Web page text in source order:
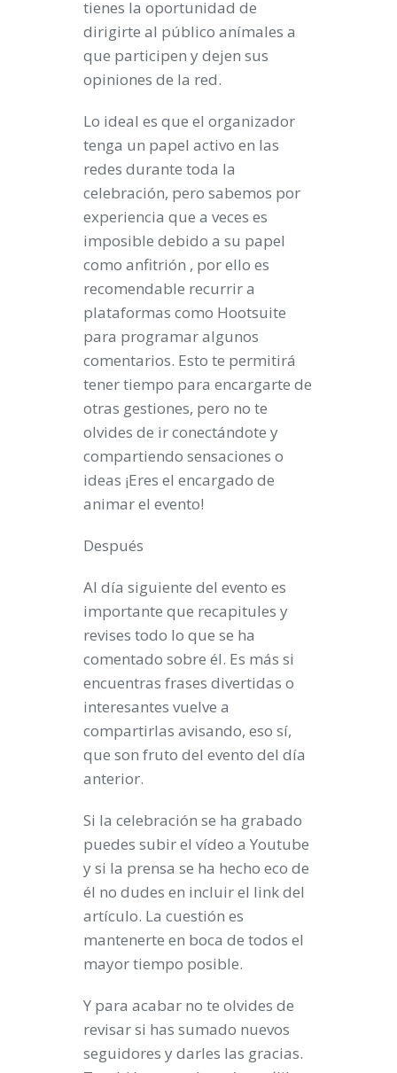
tienes la oportunidad de
dirigirte al público anímales a
que participen y dejen sus
opiniones de la red.
Lo ideal es que el organizador
tenga un papel activo en las
redes durante toda la
celebración, pero sabemos por
experiencia que a veces es
imposible debido a su papel
como anfitrión , por ello es
recomendable recurrir a
plataformas como Hootsuite
para programar algunos
comentarios. Esto te permitirá
tener tiempo para encargarte de
otras gestiones, pero no te
olvides de ir conectándote y
compartiendo sensaciones o
ideas ¡Eres el encargado de
animar el evento!
Después
Al día siguiente del evento es
importante que recapitules y
revises todo lo que se ha
comentado sobre él. Es más si
encuentras frases divertidas o
interesantes vuelve a
compartirlas avisando, eso sí,
que son fruto del evento del día
anterior.
Si la celebración se ha grabado
puedes subir el vídeo a Youtube
y si la prensa se ha hecho eco de
él no dudes en incluir el link del
artículo. La cuestión es
mantenerte en boca de todos el
mayor tiempo posible.
Y para acabar no te olvides de
revisar si has sumado nuevos
seguidores y darles las gracias.